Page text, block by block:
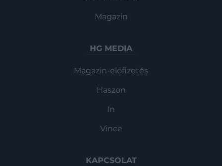
Magazin
HG MEDIA
Magazin-előfizetés
Haszon
In
Vince
KAPCSOLAT